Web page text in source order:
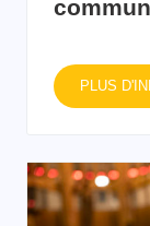
PLUS